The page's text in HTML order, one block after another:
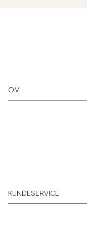
OM
KUNDESERVICE